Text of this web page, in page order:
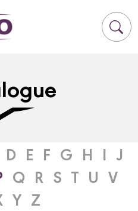
D E F G H I J
Q R S T U V
Y Z